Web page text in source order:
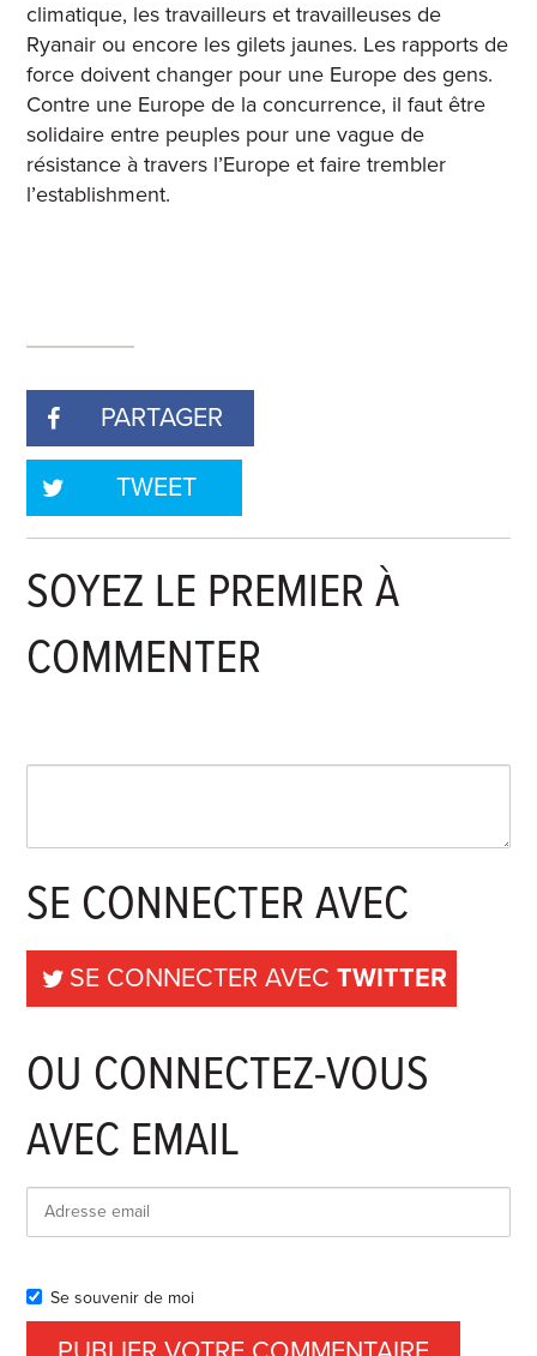
climatique, les travailleurs et travailleuses de
Ryanair ou encore les gilets jaunes. Les rapports de
force doivent changer pour une Europe des gens.
Contre une Europe de la concurrence, il faut être
solidaire entre peuples pour une vague de
résistance à travers l’Europe et faire trembler
l’establishment.
PARTAGER
TWEET
SOYEZ LE PREMIER À
COMMENTER
SE CONNECTER AVEC
SE CONNECTER AVECTWITTER
OU CONNECTEZ-VOUS
AVEC EMAIL
Se souvenir de moi